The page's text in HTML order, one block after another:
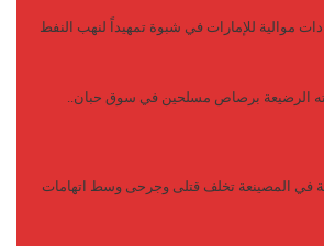
موالية للإمارات في شبوة تمهيداً لنهب النفط
الرضيعة برصاص مسلحين في سوق حبان..
في المصينعة تخلف قتلى وجرحى وسط اتهامات